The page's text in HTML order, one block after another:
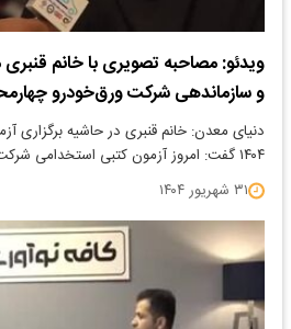
ویدئو: مصاحبه تصویری با خانم
و سازماندهی شرکت ورق‌خودرو
۱۴۰۴ گفت: امروز آزمون کتبی استخدامی شرکت نورد فولاد…
۳۱ شهریور ۱۴۰۴